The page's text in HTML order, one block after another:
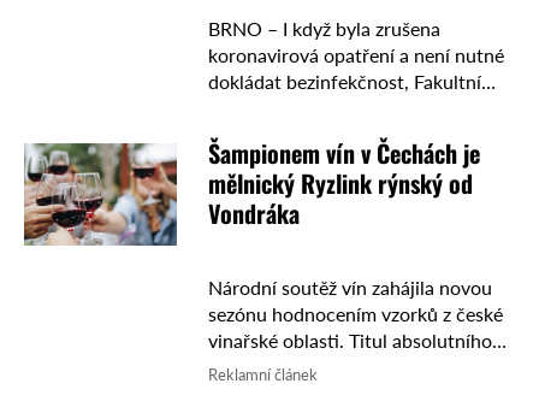
BRNO – I když byla zrušena
koronavirová opatření a není nutné
dokládat bezinfekčnost, Fakultní
přes Velikonoce. Stěrové místo
bude otevřeno od 8 do 17 hodin, …
Šampionem vín v Čechách je
mělnický Ryzlink rýnský od
Vondráka
Národní soutěž vín zahájila novou
sezónu hodnocením vzorků z české
vinařské oblasti. Titul absolutního
Šampiona a vítězství v prestižní
Reklamní článek